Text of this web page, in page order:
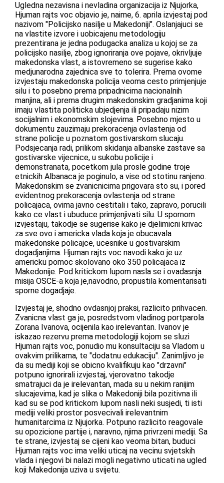
Ugledna nezavisna i nevladina organizacija iz Njujorka,
Hjuman rajts voc objavio je, naime, 6. aprila izvjestaj pod
nazivom "Policijsko nasilje u Makedoniji". Oslanjajuci se
na vlastite izvore i uobicajenu metodologiju
prezentirana je jedna podugacka analiza u kojoj se za
policijsko nasilje, zbog ignoriranja ove pojave, okrivljuje
makedonska vlast, a istovremeno se sugerise kako
medjunarodna zajednica sve to tolerira. Prema ovome
izvjestaju makedonska policija veoma cesto primjenjuje
silu i to posebno prema pripadnicima nacionalnih
manjina, ali i prema drugim makedonskim gradjanima koji
imaju vlastita politicka ubjedjenja ili pripadaju nizim
socijalnim i ekonomskim slojevima. Posebno mjesto u
dokumentu zauzimaju prekoracenja ovlastenja od
strane policije u poznatom gostivarskom slucaju.
Podsjecanja radi, prilikom skidanja albanske zastave sa
gostivarske vijecnice, u sukobu policije i
demonstranata, pocetkom jula prosle godine troje
etnickih Albanaca je poginulo, a vise od stotinu ranjeno.
Makedonskim se zvanicnicima prigovara sto su, i pored
evidentnog prekoracenja ovlastenja od strane
policajaca, ovima javno cestitali i tako, zapravo, porucili
kako ce vlast i ubuduce primjenjivati silu. U spornom
izvjestaju, takodje se sugerise kako je djelimicni krivac
za sve ovo i americka vlada koja je obucavala
makedonske policajce, ucesnike u gostivarskim
dogadjanjima. Hjuman rajts voc navodi kako je uz
americku pomoc skolovano oko 350 policajaca iz
Makedonije. Pod kritickom lupom nasla se i ovadasnja
misija OSCE-a koja je,navodno, propustila komentarisati
sporne dogadjaje.
Izvjestaj je, shodno ovdasnjoj praksi, razlicito prihvacen.
Zvanicna vlast ga je, posredstvom vladinog portparola
Zorana Ivanova, ocijenila kao irelevantan. Ivanov je
iskazao rezervu prema metodologiji kojom se sluzi
Hjuman rajts voc, ponudio mu konsultaciju sa Vladom u
ovakvim prilikama, te "dodatnu edukaciju". Zanimljivo je
da su mediji koji se obicno kvalifikuju kao "drzavni"
potpuno ignorirali izvjestaj, vjerovatno takodje
smatrajuci da je irelevantan, mada su u nekim ranijim
slucajevima, kad je slika o Makedoniji bila pozitivna ili
kad su se pod kritickom lupom nasli neki susjedi, ti isti
mediji veliki prostor posvecivali irelevantnim
humanitarcima iz Njujorka. Potpuno razlicito reagovale
su opozicione partije i, naravno, njima privrzeni mediji. Sa
te strane, izvjestaj se cijeni kao veoma bitan, buduci
Hjuman rajts voc ima veliki uticaj na vecinu svjetskih
vlada i njegovi bi nalazi mogli negativno uticati na ugled
koji Makedonija uziva u svijetu.